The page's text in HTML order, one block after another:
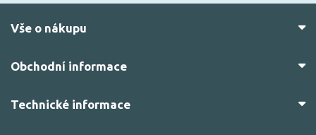
Vše o nákupu
Obchodní informace
Technické informace